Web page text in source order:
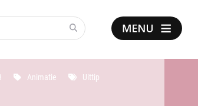
Show
notice
Animatie Uittip